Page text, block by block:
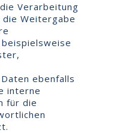
Verarbeitung
Weitergabe
ebenfalls
interne
für die